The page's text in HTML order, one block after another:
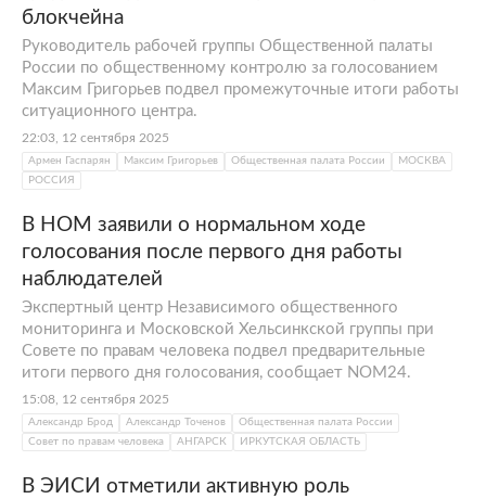
блокчейна
Руководитель рабочей группы Общественной палаты
России по общественному контролю за голосованием
Максим Григорьев подвел промежуточные итоги работы
ситуационного центра.
22:03, 12 сентября 2025
Армен Гаспарян Максим Григорьев Общественная палата России
МОСКВА
РОССИЯ
В НОМ заявили о нормальном ходе
голосования после первого дня работы
наблюдателей
Экспертный центр Независимого общественного
мониторинга и Московской Хельсинкской группы при
Совете по правам человека подвел предварительные
итоги первого дня голосования, сообщает NOM24.
15:08, 12 сентября 2025
Александр Брод Александр Точенов
Общественная палата России
Совет по правам человека
АНГАРСК ИРКУТСКАЯ ОБЛАСТЬ
В ЭИСИ отметили активную роль